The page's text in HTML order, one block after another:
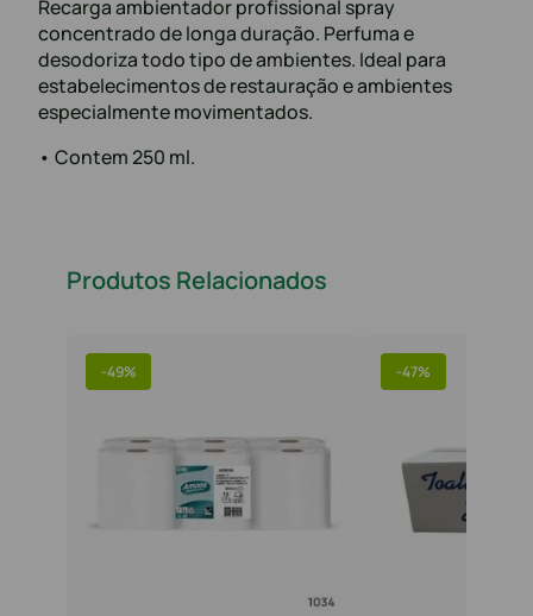
Recarga ambientador profissional spray
concentrado de longa duração. Perfuma e
desodoriza todo tipo de ambientes. Ideal para
estabelecimentos de restauração e ambientes
especialmente movimentados.
• Contem 250 ml.
Produtos Relacionados
-49% -47%